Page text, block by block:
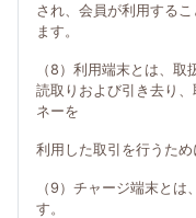
され、会員が利用する
ます。
（8）利用端末とは、
読取りおよび引き去り
ネーを
利用した取引を行うため
（9）チャージ端末と
す。